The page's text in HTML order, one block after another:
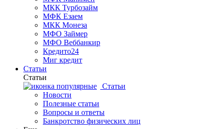
МКК Турбозайм
МФК Езаем
МКК Монеза
МФО Займер
МФО Веббанкир
Кредито24
Миг кредит
Статьи
Статьи
Статьи
Новости
Полезные статьи
Вопросы и ответы
Банкротство физических лиц